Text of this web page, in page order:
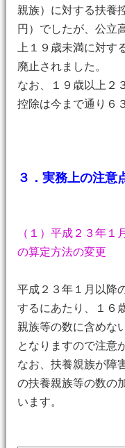
親族）に対する扶養
円）でしたが、公立
上１９歳未満に対す
廃止されました。
なお、１９歳以上２
控除は今まで通り６
３．実務上の注意
（１）平成２３年
の算定方法の変更
平成２３年１月以降
するにあたり、１６
親族等の数に含めな
となりますので注意
なお、扶養親族が障
の扶養親族等の数の
います。